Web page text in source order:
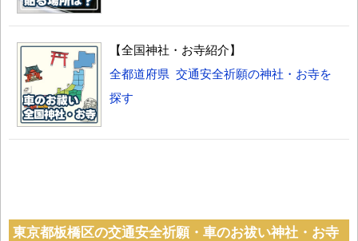
【全国神社・お寺紹介】
全都道府県 交通安全祈願の神社・お寺を
探す
東京都板橋区の交通安全祈願・車のお祓い神社・お寺